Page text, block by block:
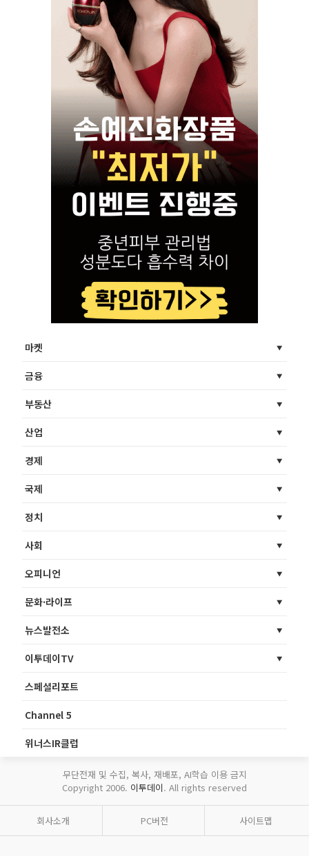
마켓
금융
부동산
산업
경제
국제
정치
사회
오피니언
문화·라이프
뉴스발전소
이투데이TV
스페셜리포트
Channel 5
위너스IR클럽
무단전재 및 수집, 복사, 재배포, AI학습 이용 금지
Copyright 2006. 이투데이. All rights reserved
회사소개 PC버전 사이트맵